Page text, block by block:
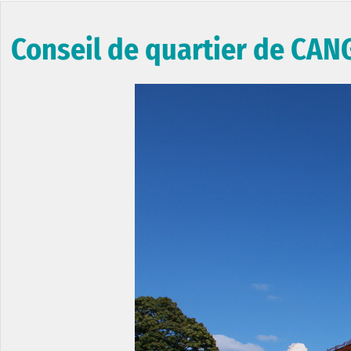
Conseil de quartier de